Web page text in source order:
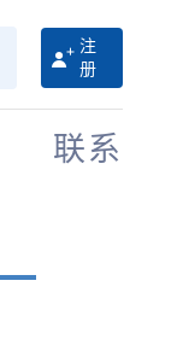
注
册
联系